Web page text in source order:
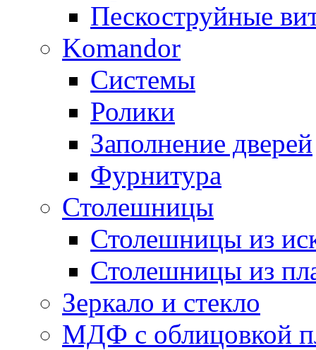
Пескоструйные
Komandor
Системы
Ролики
Заполнение дверей
Фурнитура
Столешницы
Столешницы из
Столешницы из
Зеркало и стекло
МДФ с облицовкой